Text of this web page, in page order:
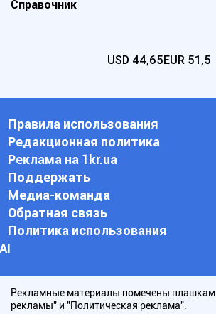
Справочник
USD 44,65EUR 51,5
Правила использования
Редакционная политика
Реклама на 1kr.ua
Поддержать
Медиа-команда
Обратная связь
Политика использования
АI
Рекламные материалы помечены
рекламы" и "Политическая реклама".